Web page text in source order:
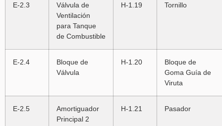
E-2.3
Válvula de
Ventilación
para Tanque
de Combustible
H-1.19 Tornillo
E-2.4
Bloque de
Válvula
H-1.20
Bloque de
Goma Guía de
Viruta
E-2.5
Amortiguador
Principal 2
H-1.21 Pasador